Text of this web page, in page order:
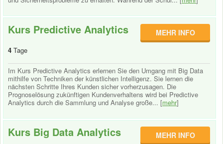
Kurs Predictive Analytics
4 Tage
MEHR INFO
Im Kurs Predictive Analytics erlernen Sie den Umgang mit Big Data
mithilfe von Techniken der künstlichen Intelligenz. Sie lernen die
nächsten Schritte Ihres Kunden sicher vorherzusagen. Die
Prognoselösung zukünftigen Kundenverhaltens wird bei Predictive
Analytics durch die Sammlung und Analyse große... [mehr]
Kurs Big Data Analytics MEHR INFO